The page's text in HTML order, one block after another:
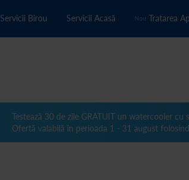
Servicii Birou Servicii Acasă Nou Tratarea
Testează 30 de zile GRATUIT un watercooler
Ofertă valabilă în perioada 1 - 31 august